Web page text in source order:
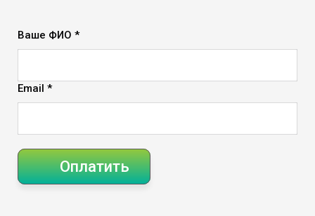
Ваше ФИО *
Email *
Оплатить